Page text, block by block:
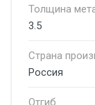
Толщина
3.5
Страна
Россия
Отгиб